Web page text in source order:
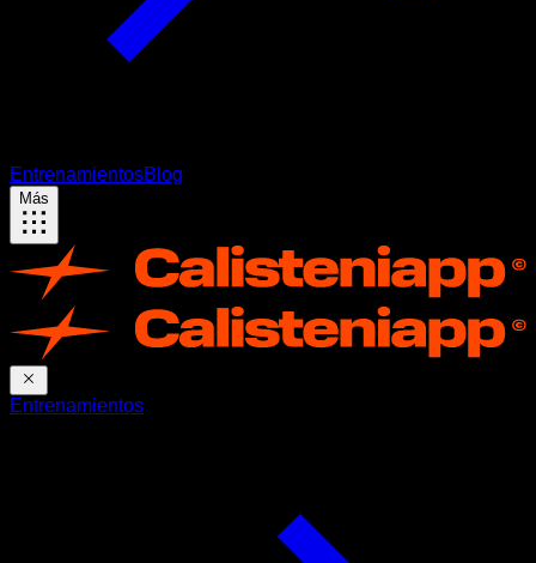
EntrenamientosBlog
Más
Entrenamientos